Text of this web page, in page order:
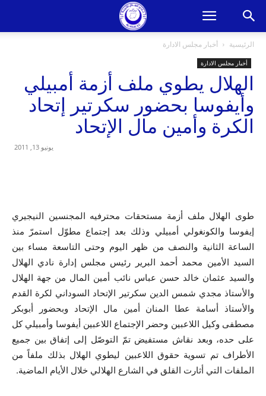
الرئيسية أخبار مجلس الادارة
أخبار مجلس الادارة
الهلال يطوي ملف أزمة أمبيلي
وأيفوسا بحضور سكرتير إتحاد
الكرة وأمين مال الإتحاد
يونيو 13, 2011
طوى الهلال ملف أزمة مستحقات محترفيه المجنسين النيجيري
إيفوسا والكونغولي أمبيلي وذلك بعد إجتماع مطوّل استمرّ منذ
الساعة الثانية والنصف من ظهر اليوم وحتى التاسعة مساء بين
السيد الأمين محمد أحمد البرير رئيس مجلس إدارة نادي الهلال
والسيد عثمان خالد حسن عباس نائب أمين المال من جهة الهلال
والأستاذ مجدي شمس الدين سكرتير الإتحاد السوداني لكرة القدم
والأستاذ أسامة عطا المنان أمين مال الإتحاد وبحضور أبوبكر
مصطفى وكيل اللاعبين وحضر الإجتماع اللاعبين أيفوسا وأمبيلي كل
على حده، وبعد نقاش مستفيض تمّ التوصّل إلى إتفاق بين جميع
الأطراف تم تسوية حقوق اللاعبين ليطوي الهلال بذلك ملفاً من
الملفات التي أثارت القلق في الشارع الهلالي خلال الأيام الماضية.